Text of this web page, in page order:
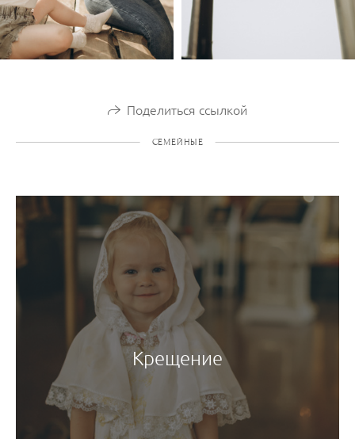
Поделиться ссылкой
СЕМЕЙНЫЕ
Крещение